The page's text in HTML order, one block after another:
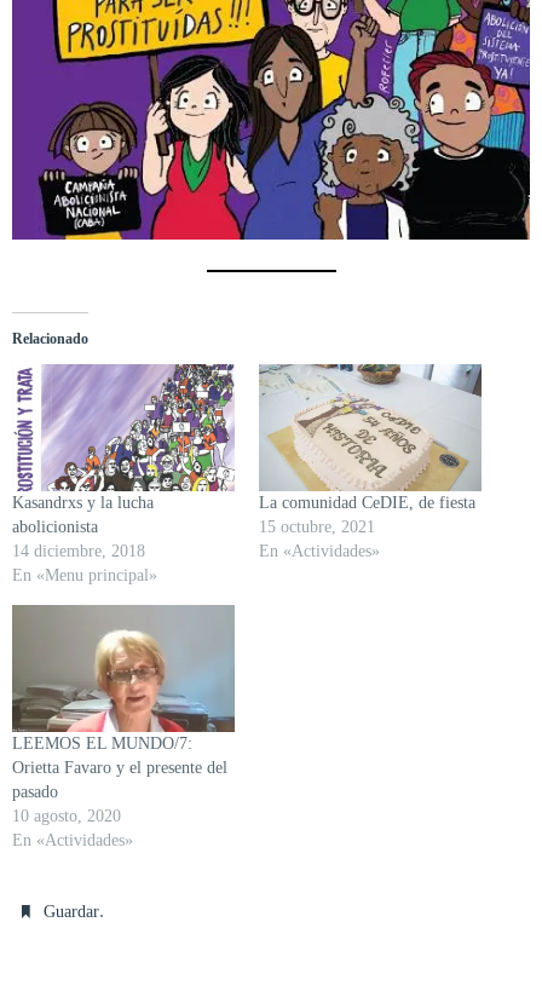
Relacionado
Kasandrxs y la lucha
abolicionista
14 diciembre, 2018
En «Menu principal»
La comunidad CeDIE, de fiesta
15 octubre, 2021
En «Actividades»
LEEMOS EL MUNDO/7:
Orietta Favaro y el presente del
pasado
10 agosto, 2020
En «Actividades»
Guardar.